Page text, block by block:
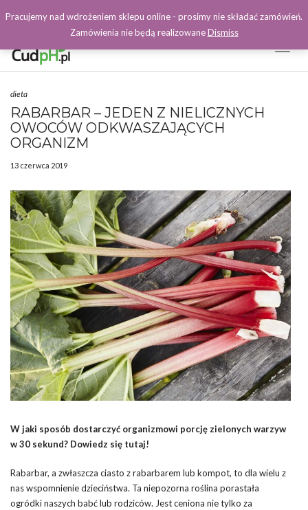
Facebook
dieta
RABARBAR – JEDEN Z NIELICZNYCH
OWOCÓW ODKWASZAJĄCYCH
ORGANIZM
13 czerwca 2019
W jaki sposób dostarczyć organizmowi porcję zielonych warzyw
w 30 sekund? Dowiedz się tutaj!
Rabarbar, a zwłaszcza ciasto z rabarbarem lub kompot, to dla wielu z
nas wspomnienie dzieciństwa. Ta niepozorna roślina porastała
ogródki naszych babć lub rodziców. Jest ceniona nie tylko za
Pracujemy nad wdrożeniem sklepu online - prosimy nie składać zamówień.
Zamówienia nie będą realizowaneDismiss